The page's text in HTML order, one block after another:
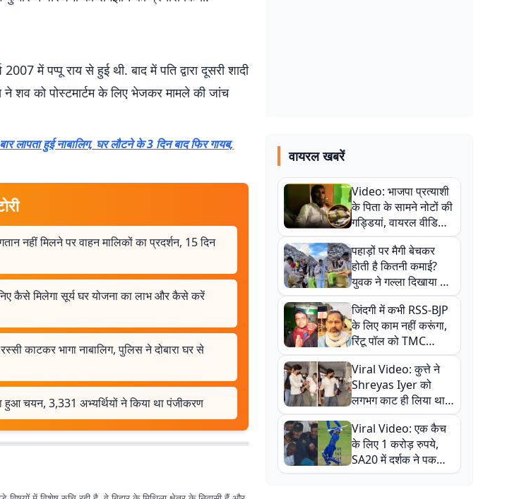
में पप्पू राय से हुई थी. बाद में पति द्वारा दूसरी शादी
ने शव को पोस्टमार्टम के लिए भेजकर मामले की जांच
लापता हुई नाबालिग, घर लौटने के 3 दिन बाद फिर गायब,
नहीं मिलने पर वाहन मालिकों का प्रदर्शन, 15 दिन
कैसे मिलेगा सूर्य घर योजना का लाभ और कैसे करें
काटकर भागा नाबालिग, पुलिस ने दोबारा घर से
हुआ चयन, 3,331 अभ्यर्थियों ने किया था पंजीकरण
वायरल खबरें
Video: भाजपा प्रत्याशी
के पिता के सामने नोटों की
गड्डियां, वायरल वीडियो
से राजनीति में उबाल,
अजित महतो बोले- TMC
की गंदी चाल
पहाड़ों पर मैगी बेचकर
होती है कितनी कमाई?
युवक ने गल्ला दिखाया तो
नौकरी वालों के खड़े हो गए
कान
जिंदगी में कभी RSS-BJP
के लिए काम नहीं करूंगा,
रिंटू पॉल को TMC
ऑफिस में ले जाकर पीटा,
Video वायरल
Viral Video: कुत्ते ने
Shreyas Iyer को
लगभग काट ही लिया था,
न्यूजीलैंड सीरीज से पहले
बाल-बाल बचे
Viral Video: एक कैच
के लिए 1 करोड़ रुपये,
SA20 में दर्शक ने पकड़ा
एक हाथ से गजब का कैच